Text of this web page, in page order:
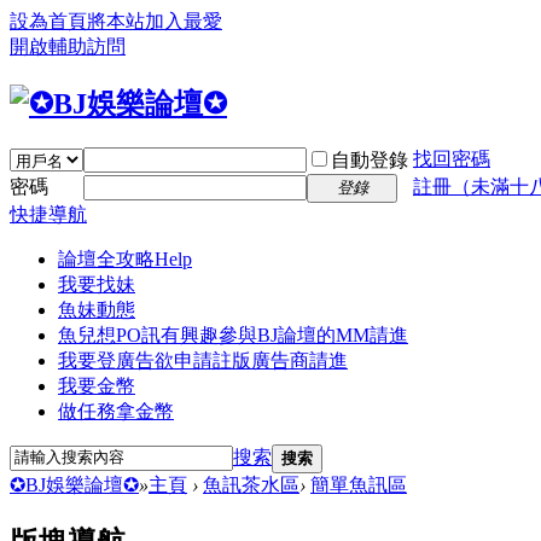
設為首頁將本站加入最愛
開啟輔助訪問
自動登錄 找回密碼
密碼
登錄
註冊（未滿十
快捷導航
論壇全攻略Help
我要找妹
魚妹動態
魚兒想PO訊有興趣參與BJ論壇的MM請進
我要登廣告欲申請註版廣告商請進
我要金幣
做任務拿金幣
搜索 搜索
✪BJ娛樂論壇✪»主頁 › 魚訊茶水區› 簡單魚訊區